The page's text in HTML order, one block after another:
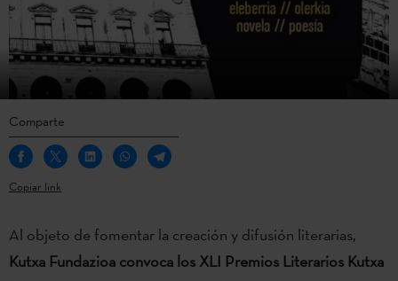
Comparte
Copiar link
Al objeto de fomentar la creación y difusión literarias,
Kutxa Fundazioa convoca los XLI Premios Literarios Kutxa